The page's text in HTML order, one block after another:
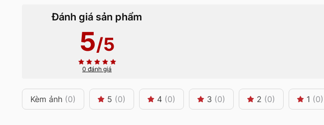
Đánh giá sản phẩm
5/5
0 đánh giá
Kèm ảnh (0) 5 (0) 4 (0) 3 (0) 2 (0) 1 (0)